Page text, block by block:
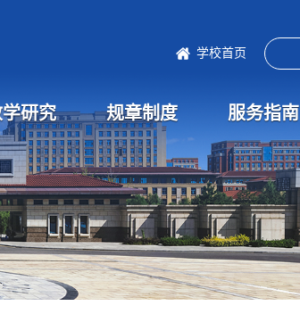
学校首页
研究 规章制度 服务指南